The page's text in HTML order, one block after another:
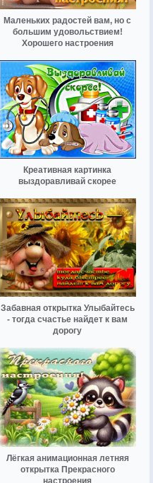
Маленьких радостей вам, но с
большим удовольствием!
Хорошего настроения
Креативная картинка
выздоравливай скорее
Забавная открытка Улыбайтесь
- тогда счастье найдет к вам
дорогу
Лёгкая анимационная летняя
открытка Прекрасного
настроения